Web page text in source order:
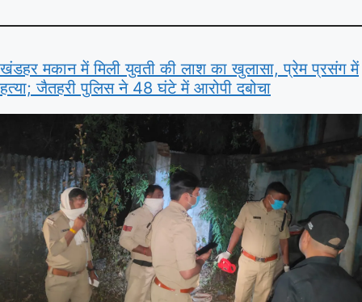
खंडहर मकान में मिली युवती की लाश का खुलासा, प्रेम प्रसंग में
हत्या; जैतहरी पुलिस ने 48 घंटे में आरोपी दबोचा